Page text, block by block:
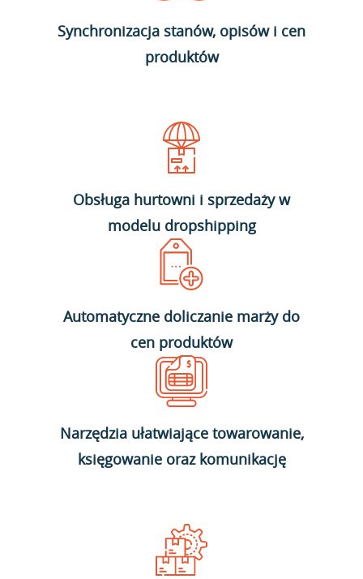
Synchronizacja stanów, opisów i cen
produktów
Obsługa hurtowni i sprzedaży w
modelu dropshipping
Automatyczne doliczanie marży do
cen produktów
Narzędzia ułatwiające towarowanie,
księgowanie oraz komunikację